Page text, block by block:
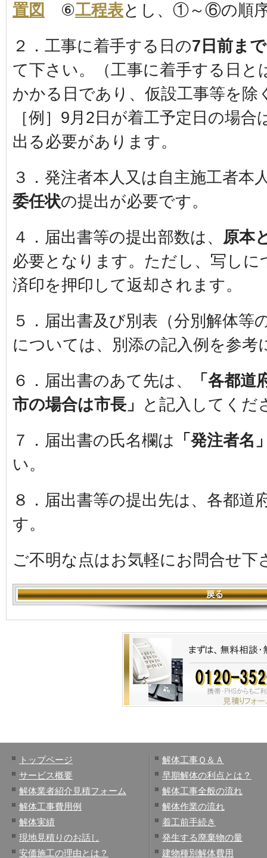
置図
⑥工程表とし、①～⑥の順
２．工事に着手する日の7日前まで
て下さい。（工事に着手する日と
かかる日であり、仮設工事等を除
［例］9月2日が着工予定日の場
出る必要があります。
３．発注者本人又は自主施工者本
委任状の提出が必要です。
４．届出書等の提出部数は、 原本
必要となります。ただし、写しに
済印を押印して返却されます。
５．届出書及び別表（分別解体等
については、別添の記入例を参考
６．届出書のあて先は、
「各都
市の場合は市長」
と記入してくだ
７．届出書の氏名欄は 「発注者名
い。
８．届出書等の提出先は、各都道
す。
ご不明な点はお気軽にお問合せ下
トップページ
サービス概要
解体業者紹介見積フォーム
解体工事費用例
解体実績
現地見積りのお話し
安価施工の理由とは？
解体工事Ｑ＆Ａ
早期解体の利点とは？
解体工事全般の流れ
解体作業の流れ
着工前手続き
発生する廃棄物の量
建物種別解体費用